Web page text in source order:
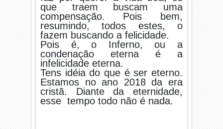
que traem buscam uma
compensação. Pois bem,
resumindo, todos estes, o
fazem buscando a felicidade.
Pois é, o Inferno, ou a
condenação eterna é a
infelicidade eterna.
Tens idéia do que é ser eterno.
Estamos no ano 2018 da era
cristã. Diante da eternidade,
esse tempo todo não é nada.